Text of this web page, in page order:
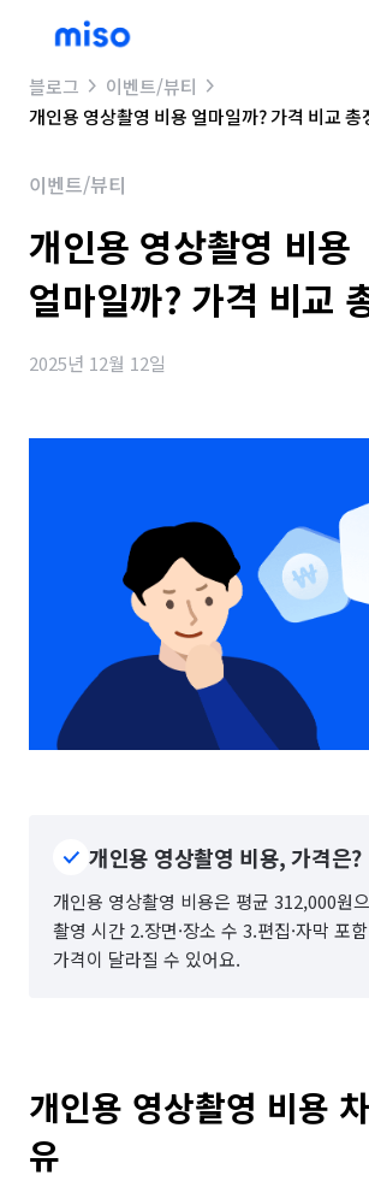
블로그
이벤트/뷰티
개인용 영상촬영 비용 얼마일까? 가격 비교 총
이벤트/뷰티
개인용 영상촬영 비용
얼마일까? 가격 비교
2025년 12월 12일
개인용 영상촬영 비용, 가격은?
개인용 영상촬영 비용은 평균 312,000원
촬영 시간 2.장면·장소 수 3.편집·자막 포
가격이 달라질 수 있어요.
개인용 영상촬영 비용
유